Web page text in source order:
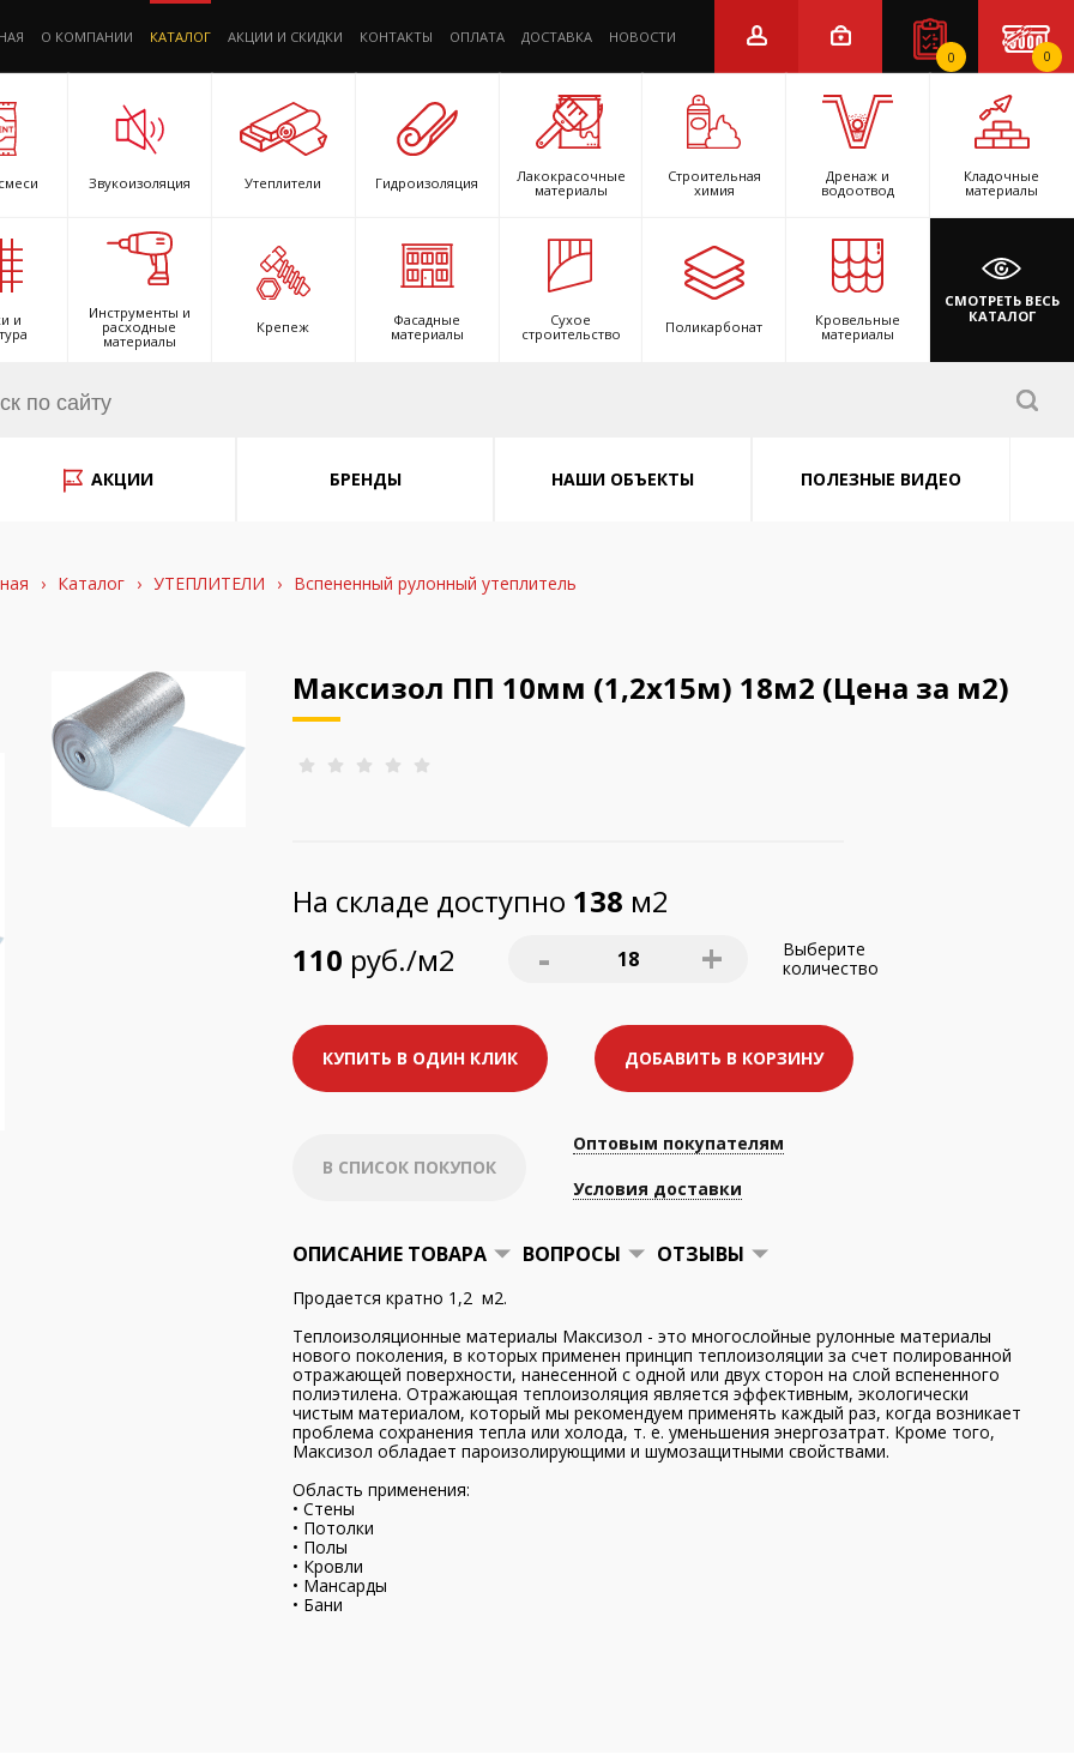
О КОМПАНИИ КАТАЛОГ АКЦИИ И СКИДКИ КОНТАКТЫ ОПЛАТА ДОСТАВКА НОВОСТИ
0 0
Звукоизоляция Утеплители Гидроизоляция
Лакокрасочные
материалы
Строительная
химия
Дренаж и
водоотвод
Кладочные
материалы
и
Инструменты и
расходные
материалы
Крепеж
Фасадные
материалы
Сухое
строительство
Поликарбонат
Кровельные
материалы
СМОТРЕТЬ ВЕСЬ
КАТАЛОГ
АКЦИИ БРЕНДЫ НАШИ ОБЪЕКТЫ ПОЛЕЗНЫЕ ВИДЕО
› Каталог › УТЕПЛИТЕЛИ › Вспененный рулонный утеплитель
Максизол ПП 10мм (1,2х15м) 18м2 (Цена за м2)
На складе доступно 138 м2
110 руб./м2 - 18 +
Выберите
количество
КУПИТЬ В ОДИН КЛИК ДОБАВИТЬ В КОРЗИНУ
В СПИСОК ПОКУПОК
Оптовым покупателям
Условия доставки
ОПИСАНИЕ ТОВАРА ВОПРОСЫ ОТЗЫВЫ
Продается кратно 1,2 м2.
Теплоизоляционные материалы Максизол - это многослойные рулонные материалы
нового поколения, в которых применен принцип теплоизоляции за счет полированной
отражающей поверхности, нанесенной с одной или двух сторон на слой вспененного
полиэтилена. Отражающая теплоизоляция является эффективным, экологически
чистым материалом, который мы рекомендуем применять каждый раз, когда возникает
проблема сохранения тепла или холода, т. е. уменьшения энергозатрат. Кроме того,
Максизол обладает пароизолирующими и шумозащитными свойствами.
Область применения:
• Стены
• Потолки
• Полы
• Кровли
• Мансарды
• Бани